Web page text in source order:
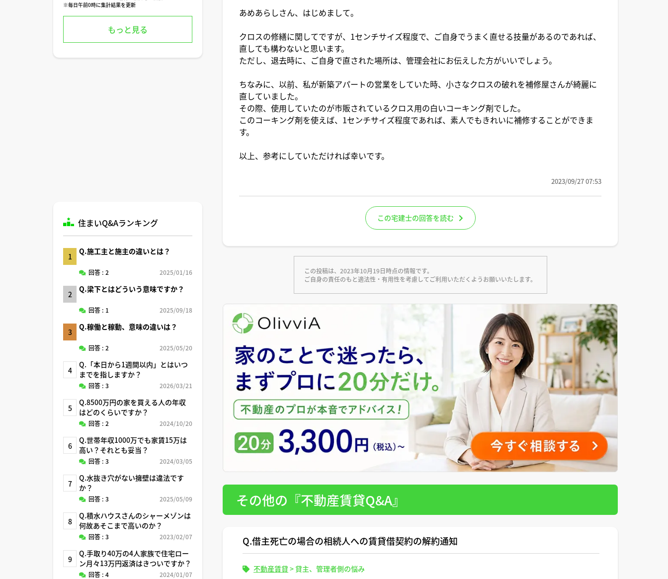
※毎日午前0時に集計結果を更新
もっと見る
住まいQ&Aランキング
1
Q.施工主と施主の違いとは？
回答 : 2 2025/01/16
2
Q.梁下とはどういう意味ですか？
回答 : 1 2025/09/18
3
Q.稼働と稼動、意味の違いは？
回答 : 2 2025/05/20
4
Q.「本日から1週間以内」とはいつ
までを指しますか？
回答 : 3 2026/03/21
5
Q.8500万円の家を買える人の年収
はどのくらいですか？
回答 : 2 2024/10/20
6
Q.世帯年収1000万でも家賃15万は
高い？それとも妥当？
回答 : 3 2024/03/05
7
Q.水抜き穴がない擁壁は違法です
か？
回答 : 3 2025/05/09
8
Q.積水ハウスさんのシャーメゾンは
何故あそこまで高いのか？
回答 : 3 2023/02/07
9
Q.手取り40万の4人家族で住宅ロー
ン月々13万円返済はきついですか？
回答 : 4 2024/01/07
あめあらしさん、はじめまして。
クロスの修繕に関してですが、1センチサイズ程度で、ご自身でうまく直せる技量があるのであれば、
直しても構わないと思います。
ただし、退去時に、ご自身で直された場所は、管理会社にお伝えした方がいいでしょう。
ちなみに、以前、私が新築アパートの営業をしていた時、小さなクロスの破れを補修屋さんが綺麗に
直していました。
その際、使用していたのが市販されているクロス用の白いコーキング剤でした。
このコーキング剤を使えば、1センチサイズ程度であれば、素人でもきれいに補修することができま
す。
以上、参考にしていただければ幸いです。
2023/09/27 07:53
この宅建士の回答を読む
この投稿は、2023年10月19日時点の情報です。
ご自身の責任のもと適法性・有用性を考慮してご利用いただくようお願いいたします。
その他の『不動産賃貸Q&A』
Q.借主死亡の場合の相続人への賃貸借契約の解約通知
不動産賃貸 >貸主、管理者側の悩み